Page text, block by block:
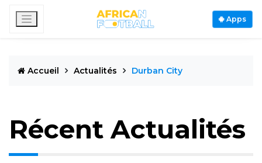
Apps
Accueil Actualités Durban City
Récent Actualités